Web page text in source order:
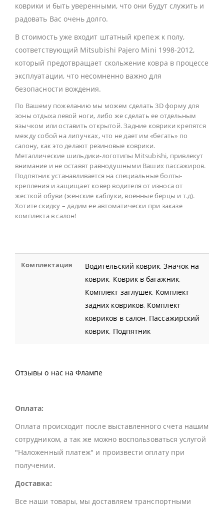
коврики и быть уверенными, что они будут служить и
радовать Вас очень долго.
В стоимость уже входит штатный крепеж к полу,
соответствующий Mitsubishi Pajero Mini 1998-2012,
который предотвращает скольжение ковра в процессе
эксплуатации, что несомненно важно для
безопасности вождения.
По Вашему пожеланию мы можем сделать 3D форму для
зоны отдыха левой ноги, либо же сделать ее отдельным
язычком или оставить открытой. Задние коврики крепятся
между собой на липучках, что не дает им «бегать» по
салону, как это делают резиновые коврики.
Металлические шильдики-логотипы Mitsubishi, привлекут
внимание и не оставят равнодушными Ваших пассажиров.
Подпятник устанавливается на специальные болты-
крепления и защищает ковер водителя от износа от
жесткой обуви (женские каблуки, военные берцы и т.д).
Хотите скидку – дадим ее автоматически при заказе
комплекта в салон!
Комплектация Водительский коврик,Значок на
коврик, Коврик в багажник,
Комплект заглушек, Комплект
задних ковриков, Комплект
ковриков в салон, Пассажирский
коврик, Подпятник
Отзывы о нас на Флампе
Оплата:
Оплата происходит после выставленного счета нашим
сотрудником, а так же можно воспользоваться услугой
"Наложенный платеж" и произвести оплату при
получении.
Доставка:
Все наши товары, мы доставляем транспортными